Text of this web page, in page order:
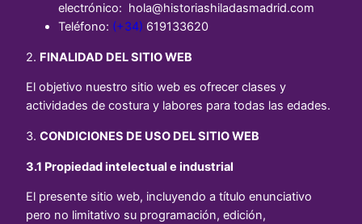
electrónico: hola@historiashiladasmadrid.com
Teléfono: (+34) 619133620
2. FINALIDAD DEL SITIO WEB
El objetivo nuestro sitio web es ofrecer clases y
actividades de costura y labores para todas las edades.
3. CONDICIONES DE USO DEL SITIO WEB
3.1 Propiedad intelectual e industrial
El presente sitio web, incluyendo a título enunciativo
pero no limitativo su programación, edición,